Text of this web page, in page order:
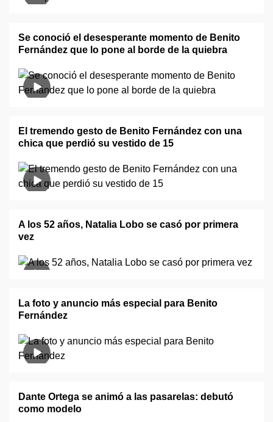
Se conoció el desesperante momento de Benito
Fernández que lo pone al borde de la quiebra
El tremendo gesto de Benito Fernández con una
chica que perdió su vestido de 15
A los 52 años, Natalia Lobo se casó por primera
vez
La foto y anuncio más especial para Benito
Fernández
Dante Ortega se animó a las pasarelas: debutó
como modelo